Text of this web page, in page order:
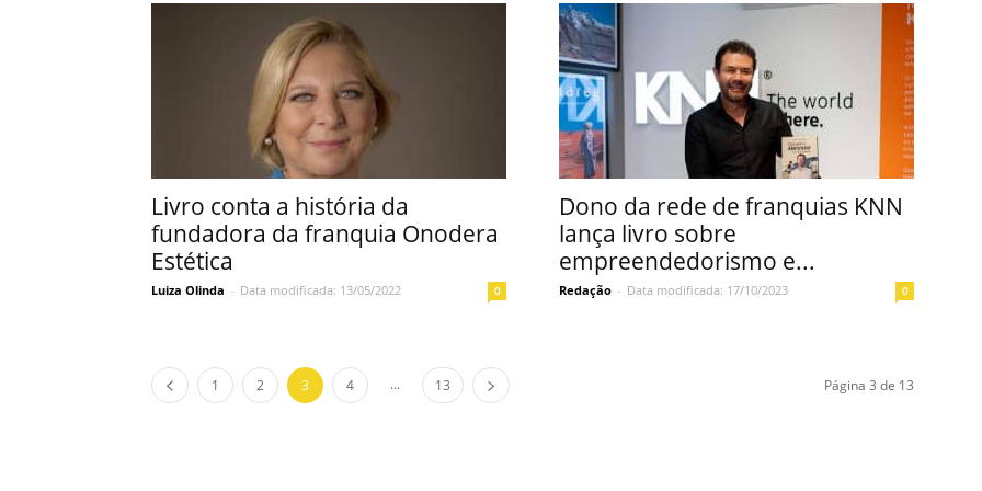
Livro conta a história da
fundadora da franquia Onodera
Estética
Luiza Olinda - Data modificada: 13/05/2022 0
Dono da rede de franquias KNN
lança livro sobre
empreendedorismo e...
Redação - Data modificada: 17/10/2023 0
1 2 3 4 ... 13 Página 3 de 13